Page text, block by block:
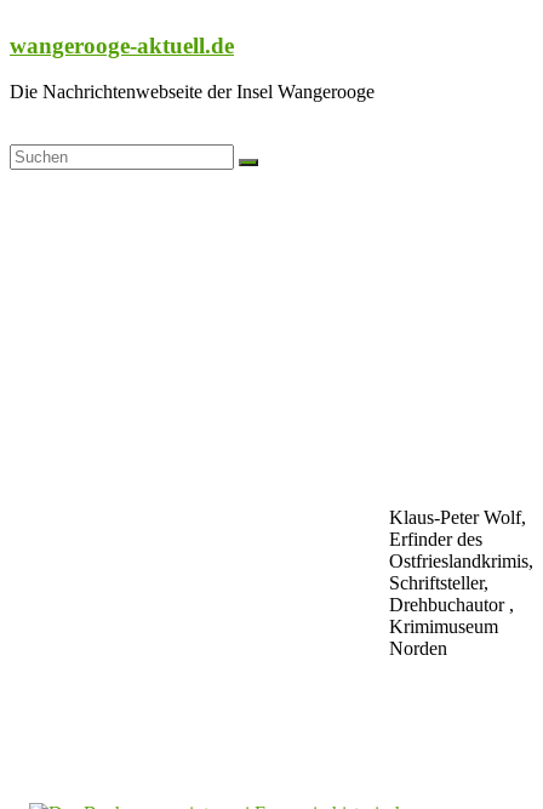
Inhalt
springen
wangerooge-aktuell.de
Die Nachrichtenwebseite der Insel Wangerooge
Klaus-Peter Wolf,
Erfinder des
Ostfrieslandkrimis,
Schriftsteller,
Drehbuchautor ,
Krimimuseum
Norden